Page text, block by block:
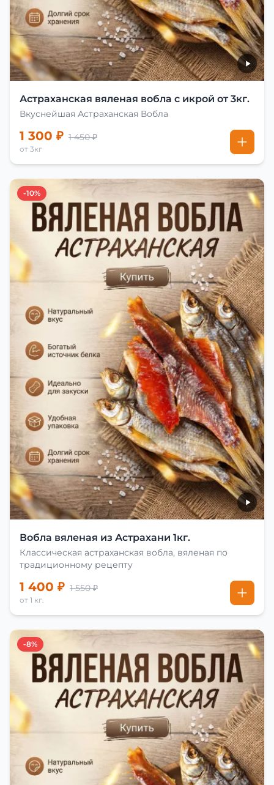
Астраханская вяленая вобла с икрой от 3кг.
Вкуснейшая Астраханская Вобла
1 300 ₽ 1 450 ₽
от 3кг
-10%
Вобла вяленая из Астрахани 1кг.
Классическая астраханская вобла, вяленая по
традиционному рецепту
1 400 ₽ 1 550 ₽
от 1 кг.
-8%